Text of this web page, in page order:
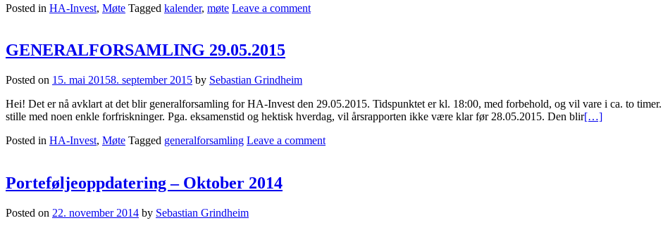
Posted in HA-Invest, Møte Tagged kalender, møte Leave a comment
GENERALFORSAMLING 29.05.2015
Posted on 15. mai 20158. september 2015 by Sebastian Grindheim
Hei! Det er nå avklart at det blir generalforsamling for HA-Invest den 29.05.2015. Tidspunktet er kl. 18:00, med forbehold, og vil vare i ca. to
stille med noen enkle forfriskninger. Pga. eksamenstid og hektisk hverdag, vil årsrapporten ikke være klar før 28.05.2015. Den blir[…]
Posted in HA-Invest, Møte Tagged generalforsamling Leave a comment
Porteføljeoppdatering – Oktober 2014
Posted on 22. november 2014 by Sebastian Grindheim